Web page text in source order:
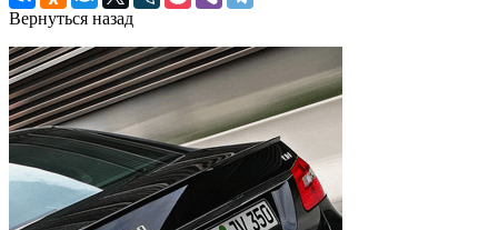
Вернуться назад